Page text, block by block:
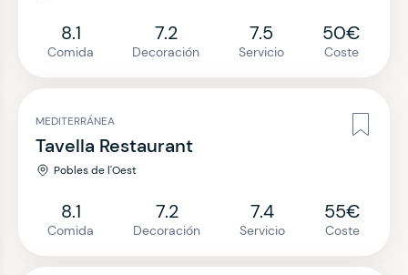
8.1
Comida
7.2
Decoración
7.5
Servicio
50€
Coste
MEDITERRÁNEA
Tavella Restaurant
Pobles de l'Oest
8.1
Comida
7.2
Decoración
7.4
Servicio
55€
Coste